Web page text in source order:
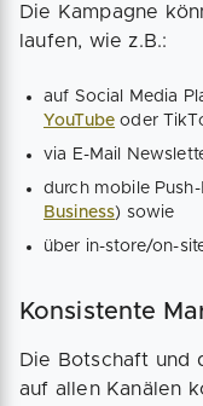
Die Kampagne
laufen, wie z.B.:
auf Social Media
YouTube oder
via E-Mail
durch mobile
Business) sowie
über in-store/on-
Konsistente
Die Botschaft und
auf allen Kanälen